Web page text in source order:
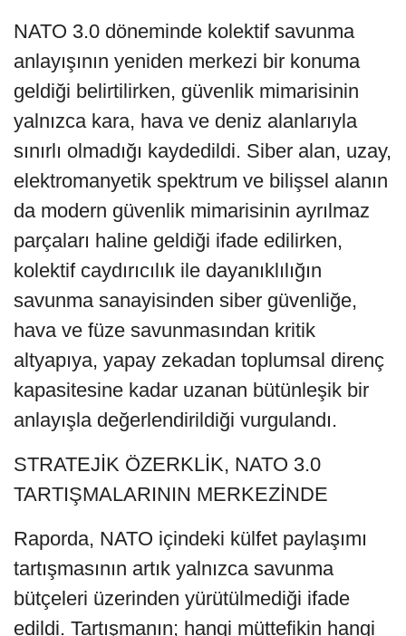
NATO 3.0 döneminde kolektif savunma
anlayışının yeniden merkezi bir konuma
geldiği belirtilirken, güvenlik mimarisinin
yalnızca kara, hava ve deniz alanlarıyla
sınırlı olmadığı kaydedildi. Siber alan, uzay,
elektromanyetik spektrum ve bilişsel alanın
da modern güvenlik mimarisinin ayrılmaz
parçaları haline geldiği ifade edilirken,
kolektif caydırıcılık ile dayanıklılığın
savunma sanayisinden siber güvenliğe,
hava ve füze savunmasından kritik
altyapıya, yapay zekadan toplumsal direnç
kapasitesine kadar uzanan bütünleşik bir
anlayışla değerlendirildiği vurgulandı.
STRATEJİK ÖZERKLİK, NATO 3.0
TARTIŞMALARININ MERKEZİNDE
Raporda, NATO içindeki külfet paylaşımı
tartışmasının artık yalnızca savunma
bütçeleri üzerinden yürütülmediği ifade
edildi. Tartışmanın; hangi müttefikin hangi